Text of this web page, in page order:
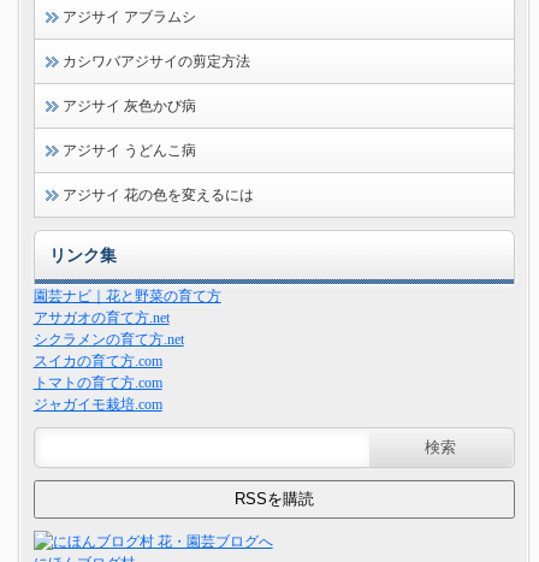
アジサイ アブラムシ
カシワバアジサイの剪定方法
アジサイ 灰色かび病
アジサイ うどんこ病
アジサイ 花の色を変えるには
リンク集
園芸ナビ｜花と野菜の育て方
アサガオの育て方.net
シクラメンの育て方.net
スイカの育て方.com
トマトの育て方.com
ジャガイモ栽培.com